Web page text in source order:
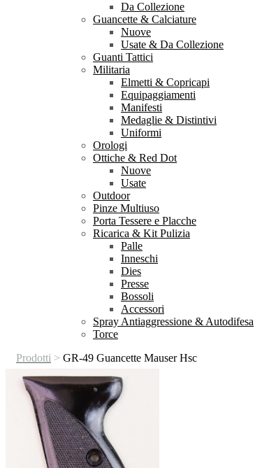
Da Collezione
Guancette & Calciature
Nuove
Usate & Da Collezione
Guanti Tattici
Militaria
Elmetti & Copricapi
Equipaggiamenti
Manifesti
Medaglie & Distintivi
Uniformi
Orologi
Ottiche & Red Dot
Nuove
Usate
Outdoor
Pinze Multiuso
Porta Tessere e Placche
Ricarica & Kit Pulizia
Palle
Inneschi
Dies
Presse
Bossoli
Accessori
Spray Antiaggressione & Autodifesa
Torce
Prodotti > GR-49 Guancette Mauser Hsc